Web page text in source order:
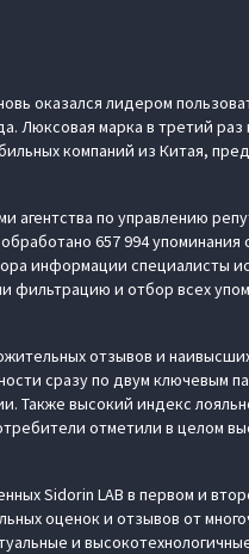
оказался лидером
Люксовая марка в третий
компаний из Китая,
агентства по управлению
657 994
информации специалисты
фильтрацию и отбор всех
отзывов и
сразу по двум ключевым
Также высокий индекс
отметили в целом
Sidorin LAB в первом и
оценок и отзывов от
и